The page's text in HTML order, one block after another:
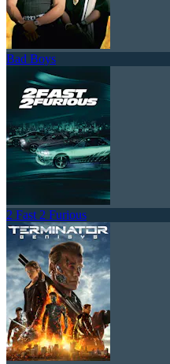
Bad Boys
2 Fast 2 Furious